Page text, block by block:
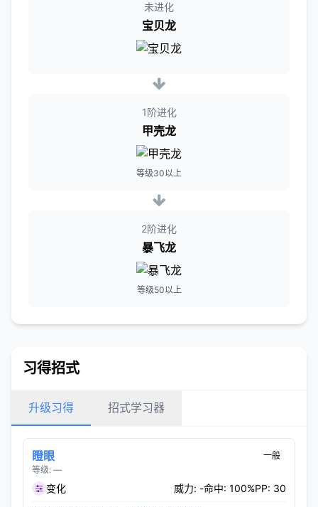
未进化
宝贝龙
1阶进化
甲壳龙
等级30以上
2阶进化
暴飞龙
等级50以上
习得招式
升级习得 招式学习器
瞪眼
等级: —
一般
变化 威力: -命中: 100%PP: 30